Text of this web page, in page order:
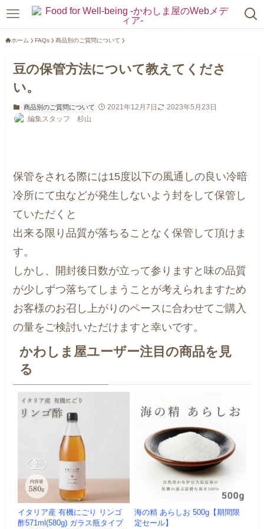
ホーム FAQs 商品別のご質問について
豆の保管方法について教えてくださ
い。
商品別のご質問について 2021年12月7日
2023年5月23日
編集スタッフ 杉山
保管をされる際には15度以下の風通しの良い冷暗
冷所にて虫などが発生しないよう封をして保管し
ていただくと
出来る限り品質が落ちることなく保管して頂けま
す。
しかし、開封後日数が立って参りますと味の品質
が少しずつ落ちてしまうことが考えられますため
お客様のお召し上がりのペースに合わせてご購入
の量をご検討いただけますと幸いです。
かわしま屋ユーザー注目の商品を見
る
イタリア産 有機にごり リンゴ
酢571ml(580g) ガラス瓶タイプ
海の精 あらしお 500g【期間限
定セール】